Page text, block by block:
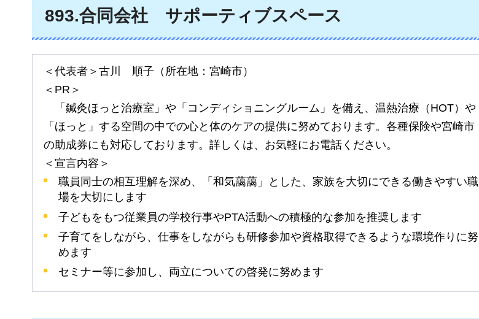
893.合同会社 サポーティブスペース
＜代表者＞古川 順子（所在地：宮崎市）
＜PR＞
「 鍼灸ほっと治療室」や「コンディショニングルーム」を備え、温熱治療（HOT）や
「ほっと」する空間の中での心と体のケアの提供に努めております。各種保険や宮崎市
の助成券にも対応しております。詳しくは、お気軽にお電話ください。
＜宣言内容＞
職員同士の相互理解を深め、「和気藹藹」とした、家族を大切にできる働きやすい職
場を大切にします
子どもをもつ従業員の学校行事やPTA活動への積極的な参加を推奨します
子育てをしながら、仕事をしながらも研修参加や資格取得できるような環境作りに努
めます
セミナー等に参加し、両立についての啓発に努めます